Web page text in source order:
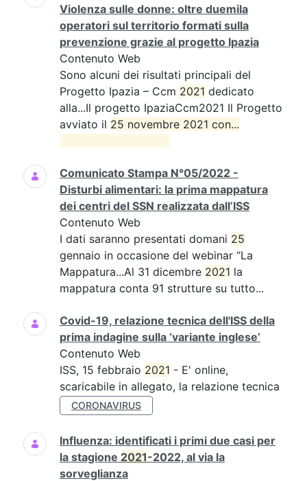
Violenza sulle donne: oltre duemila
operatori sul territorio formati sulla
prevenzione grazie al progetto Ipazia
Contenuto Web
Sono alcuni dei risultati principali del
Progetto Ipazia – Ccm 2021 dedicato
alla...Il progetto IpaziaCcm2021 Il Progetto
avviato il 25 novembre 2021 con...
Comunicato Stampa N°05/2022 -
Disturbi alimentari: la prima mappatura
dei centri del SSN realizzata dall’ISS
Contenuto Web
I dati saranno presentati domani 25
gennaio in occasione del webinar “La
Mappatura...Al 31 dicembre 2021 la
mappatura conta 91 strutture su tutto...
Covid-19, relazione tecnica dell'ISS della
prima indagine sulla ‘variante inglese’
Contenuto Web
ISS, 15 febbraio 2021 - E' online,
scaricabile in allegato, la relazione tecnica
CORONAVIRUS
Influenza: identificati i primi due casi per
la stagione 2021-2022, al via la
sorveglianza